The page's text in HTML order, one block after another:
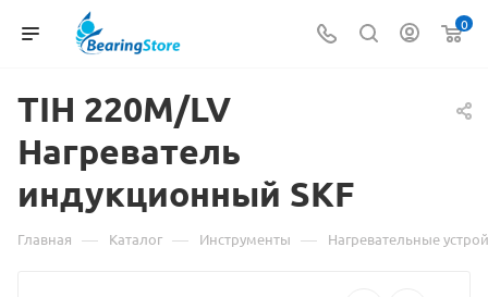
0
TIH 220M/LV
о
товаре
TIH
Нагреватель
индукционный SKF
Главная — Каталог — Инструменты — Нагревательные